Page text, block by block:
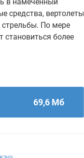
средства, вертолеты
стрельбы. По мере
становиться более
69,6 Мб